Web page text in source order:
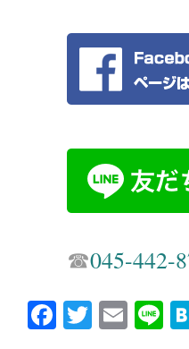
☎︎045-442-
Fa T E Li